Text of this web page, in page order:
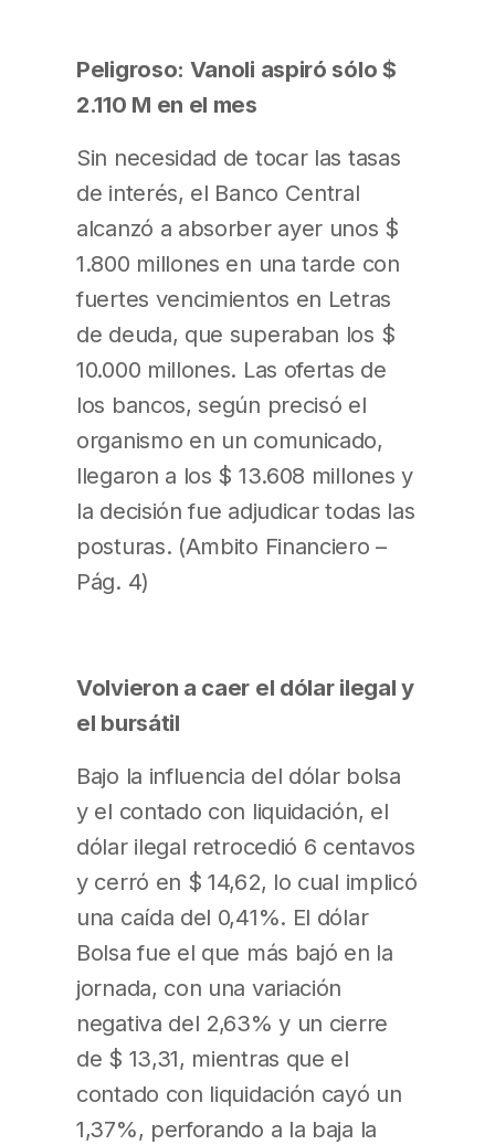
Peligroso: Vanoli aspiró sólo $
2.110 M en el mes
Sin necesidad de tocar las tasas
de interés, el Banco Central
alcanzó a absorber ayer unos $
1.800 millones en una tarde con
fuertes vencimientos en Letras
de deuda, que superaban los $
10.000 millones. Las ofertas de
los bancos, según precisó el
organismo en un comunicado,
llegaron a los $ 13.608 millones y
la decisión fue adjudicar todas las
posturas. (Ambito Financiero –
Pág. 4)
Volvieron a caer el dólar ilegal y
el bursátil
Bajo la influencia del dólar bolsa
y el contado con liquidación, el
dólar ilegal retrocedió 6 centavos
y cerró en $ 14,62, lo cual implicó
una caída del 0,41%. El dólar
Bolsa fue el que más bajó en la
jornada, con una variación
negativa del 2,63% y un cierre
de $ 13,31, mientras que el
contado con liquidación cayó un
1,37%, perforando a la baja la